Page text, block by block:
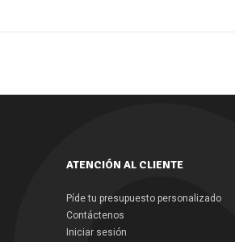
ATENCIÓN AL CLIENTE
Píde tu presupuesto personalizado
Contáctenos
Iniciar sesión